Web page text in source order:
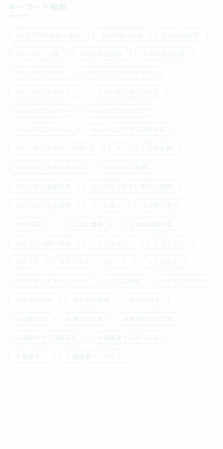
キーワード検索
5分で作れるおつまみ iichiko story iichiko彩天
いいちこ12度 いいちこ20度 いいちこ25度
いいちこの科学 いいちこアンバサダー
いいちこシルエット いいちこスペシャル
いいちこスーパー いいちこトリビア
いいちこパーソン いいちこフラスコボトル
いいちこ下町のハイボール いいちこ日田全麹
いいちこ民陶くろびん いいちこ深薫
いいちこ漫画日和 いいちこ片手に観たい映画
いいちこ空山独酌 いい茶こ お取り寄せ
お茶割り お酒と健康 お酒の基礎知識
やさしい酔い対談 インタビュー カクテル
チーズ テイスティングノート ビジネス
プレゼントキャンペーン プロ直伝 レモンサワー
大分グルメ 小宮山雄飛 小川貞夫
山脇リコ 漬け込み酒 焼酎のつくり方
焼酎のオツな飲み方 社員激オシおつまみ
酒場メシ 開発者インタビュー